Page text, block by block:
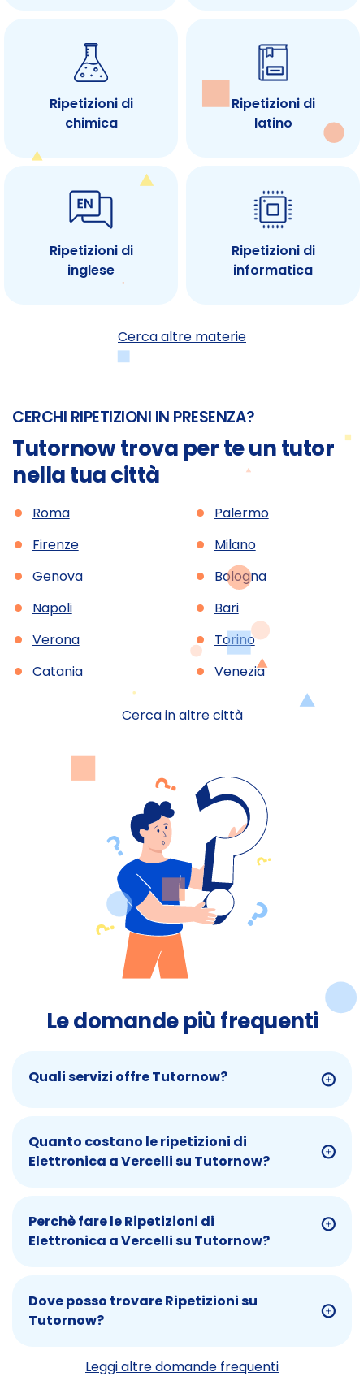
Ripetizioni di
chimica
Ripetizioni di
latino
Ripetizioni di
inglese
Ripetizioni di
informatica
Cerca altre materie
CERCHI RIPETIZIONI IN PRESENZA?
Tutornow trova per te un tutor
nella tua città
• Roma • Palermo
• Firenze • Milano
• Genova • Bologna
• Napoli • Bari
• Verona • Torino
• Catania • Venezia
Cerca in altre città
Le domande più frequenti
Quali servizi offre Tutornow?
Quanto costano le ripetizioni di
Elettronica a Vercelli su Tutornow?
Perchè fare le Ripetizioni di
Elettronica a Vercelli su Tutornow?
Dove posso trovare Ripetizioni su
Tutornow?
Leggi altre domande frequenti